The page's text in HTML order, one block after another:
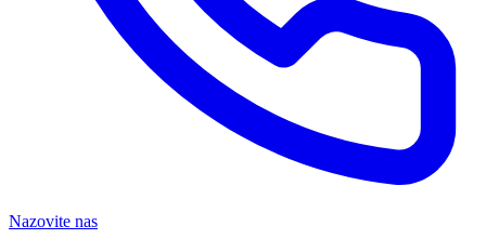
Nazovite nas